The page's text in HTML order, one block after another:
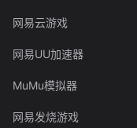
网易云游戏
网易UU加速器
MuMu模拟器
网易发烧游戏